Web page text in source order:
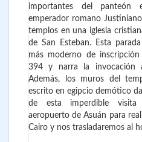
importantes del panteón
emperador romano
templos en una iglesia
de San Esteban. Esta
más moderno de
394 y narra la invocación
Además, los muros del
escrito en egipcio demótico
de esta imperdible visita
aeropuerto de Asuán para
Cairo y nos trasladaremos al